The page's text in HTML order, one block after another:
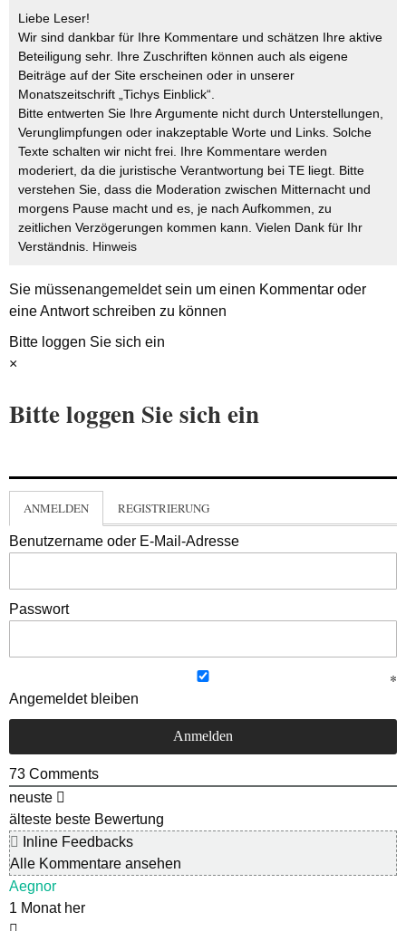
Liebe Leser!
Wir sind dankbar für Ihre Kommentare und schätzen Ihre aktive
Beteiligung sehr. Ihre Zuschriften können auch als eigene
Beiträge auf der Site erscheinen oder in unserer
Monatszeitschrift „Tichys Einblick“.
Bitte entwerten Sie Ihre Argumente nicht durch Unterstellungen,
Verunglimpfungen oder inakzeptable Worte und Links. Solche
Texte schalten wir nicht frei. Ihre Kommentare werden
moderiert, da die juristische Verantwortung bei TE liegt. Bitte
verstehen Sie, dass die Moderation zwischen Mitternacht und
morgens Pause macht und es, je nach Aufkommen, zu
zeitlichen Verzögerungen kommen kann. Vielen Dank für Ihr
Verständnis. Hinweis
Sie müssenangemeldetsein um einen Kommentar oder
eine Antwort schreiben zu können
Bitte loggen Sie sich ein
×
Bitte loggen Sie sich ein
ANMELDEN REGISTRIERUNG
Benutzername oder E-Mail-Adresse
Passwort
Angemeldet bleiben
73 Comments
neuste
älteste beste Bewertung
Inline Feedbacks
Alle Kommentare ansehen
Aegnor
1 Monat her